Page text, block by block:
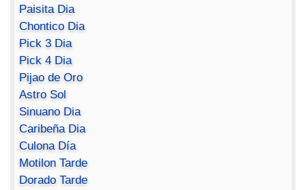
Paisita Dia
Chontico Dia
Pick 3 Dia
Pick 4 Dia
Pijao de Oro
Astro Sol
Sinuano Dia
Caribeña Dia
Culona Día
Motilon Tarde
Dorado Tarde